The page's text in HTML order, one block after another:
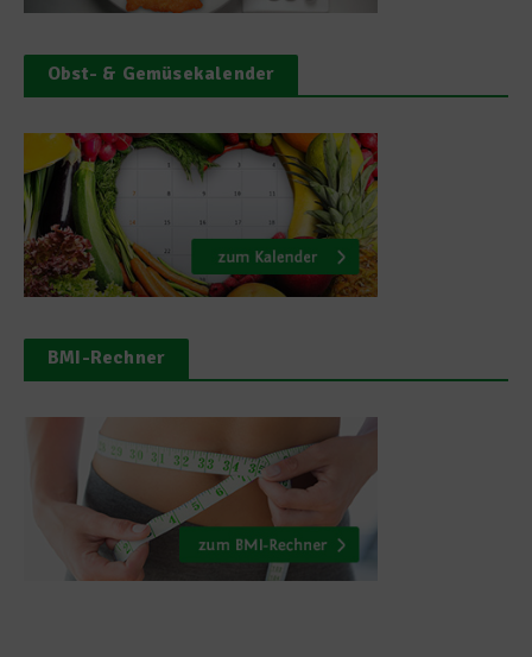
Obst- & Gemüsekalender
BMI-Rechner